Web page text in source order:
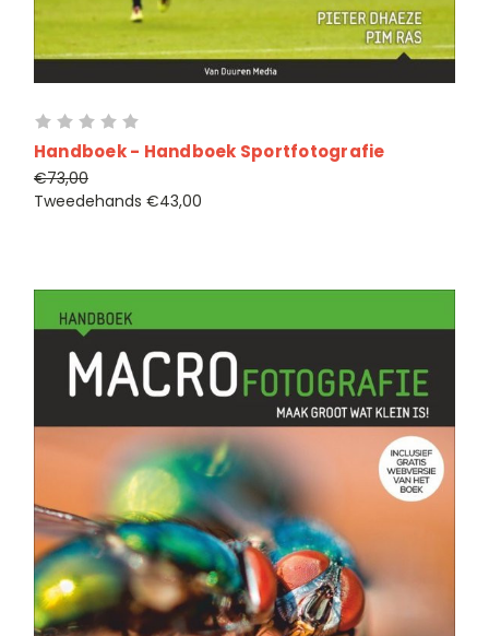
Handboek - Handboek Sportfotografie
€73,00
Tweedehands €43,00